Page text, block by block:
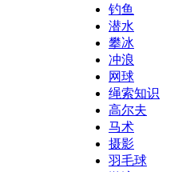
钓鱼
潜水
攀冰
冲浪
网球
绳索知识
高尔夫
马术
摄影
羽毛球